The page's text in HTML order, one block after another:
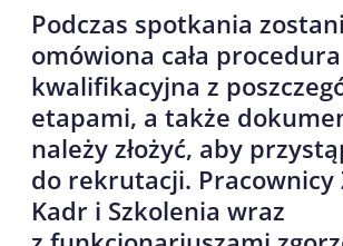
Podczas spotkania
omówiona cała procedura
kwalifikacyjna z
etapami, a także
należy złożyć, aby
do rekrutacji. Pracownicy
Kadr i Szkolenia wraz